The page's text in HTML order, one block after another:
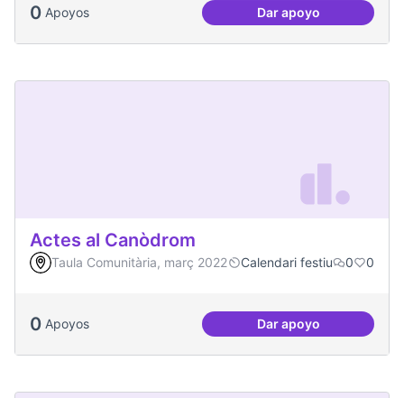
0 Apoyos Dar apoyoComissió de
Actes al Canòdrom
Taula Comunitària, març 2022 Calendari festiu 0 0
0 Apoyos Dar apoyoActes al Canòdrom